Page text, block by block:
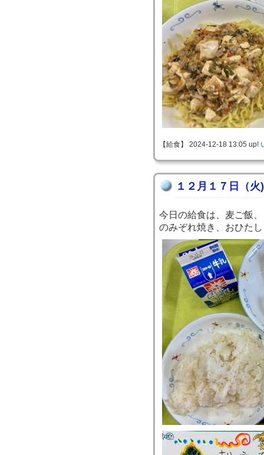
【給食】 2024-12-18 13:05 up!
１２月１７日（火)
今日の給食は、麦ご飯
のみぞれ焼き、おひた